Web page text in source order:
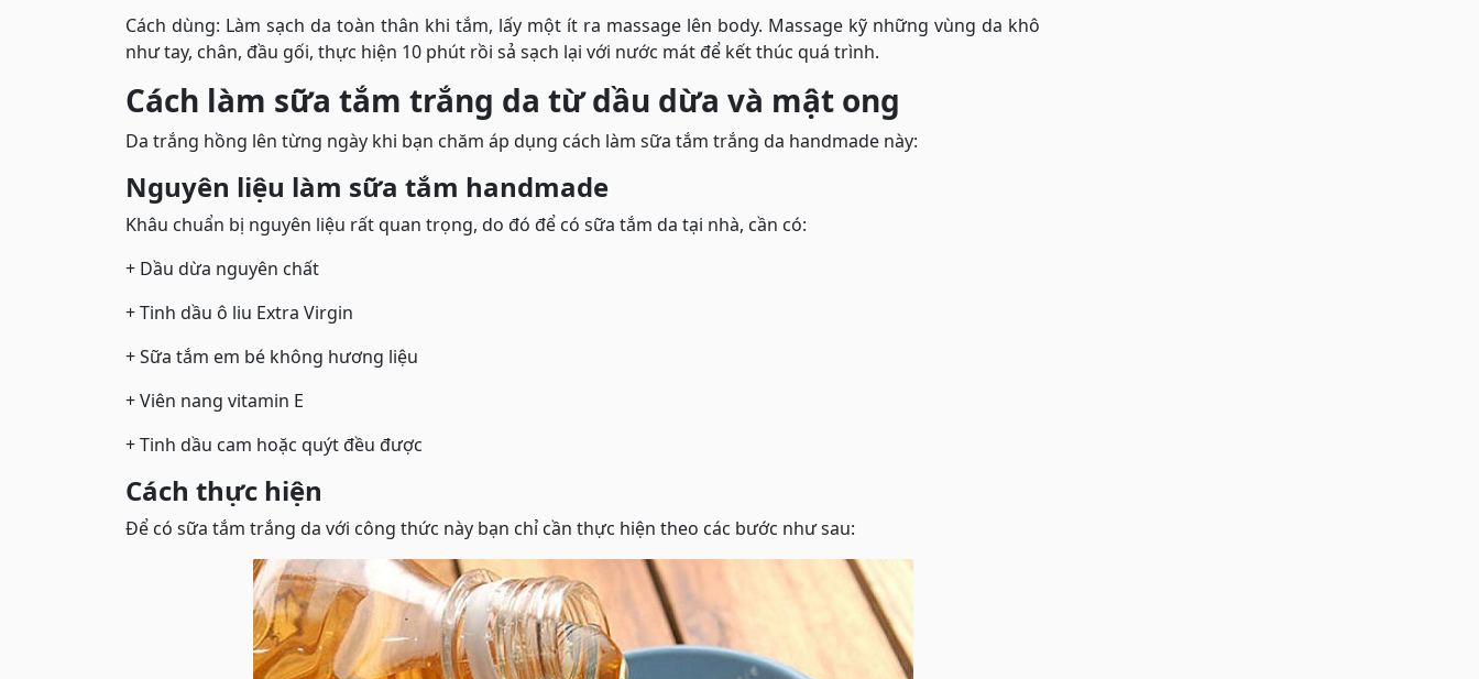
Cách dùng: Làm sạch da toàn thân khi tắm, lấy một ít ra massage lên body. Massage kỹ những vùng da khô
như tay, chân, đầu gối, thực hiện 10 phút rồi sả sạch lại với nước mát để kết thúc quá trình.
Cách làm sữa tắm trắng da từ dầu dừa và mật ong
Da trắng hồng lên từng ngày khi bạn chăm áp dụng cách làm sữa tắm trắng da handmade này:
Nguyên liệu làm sữa tắm handmade
Khâu chuẩn bị nguyên liệu rất quan trọng, do đó để có sữa tắm da tại nhà, cần có:
+ Dầu dừa nguyên chất
+ Tinh dầu ô liu Extra Virgin
+ Sữa tắm em bé không hương liệu
+ Viên nang vitamin E
+ Tinh dầu cam hoặc quýt đều được
Cách thực hiện
Để có sữa tắm trắng da với công thức này bạn chỉ cần thực hiện theo các bước như sau: